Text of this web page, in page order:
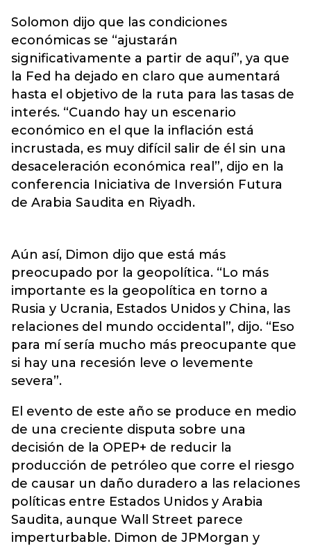
Solomon dijo que las condiciones
económicas se “ajustarán
significativamente a partir de aquí”, ya que
la Fed ha dejado en claro que aumentará
hasta el objetivo de la ruta para las tasas de
interés. “Cuando hay un escenario
económico en el que la inflación está
incrustada, es muy difícil salir de él sin una
desaceleración económica real”, dijo en la
conferencia Iniciativa de Inversión Futura
de Arabia Saudita en Riyadh.
Aún así, Dimon dijo que está más
preocupado por la geopolítica. “Lo más
importante es la geopolítica en torno a
Rusia y Ucrania, Estados Unidos y China, las
relaciones del mundo occidental”, dijo. “Eso
para mí sería mucho más preocupante que
si hay una recesión leve o levemente
severa”.
El evento de este año se produce en medio
de una creciente disputa sobre una
decisión de la OPEP+ de reducir la
producción de petróleo que corre el riesgo
de causar un daño duradero a las relaciones
políticas entre Estados Unidos y Arabia
Saudita, aunque Wall Street parece
imperturbable. Dimon de JPMorgan y